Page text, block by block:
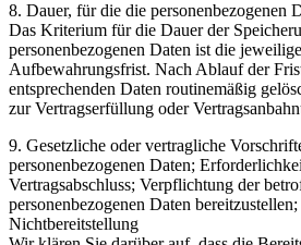
8. Dauer, für die die personenbezogenen
Das Kriterium für die Dauer der
personenbezogenen Daten ist die
Aufbewahrungsfrist. Nach Ablauf der
entsprechenden Daten routinemäßig
zur Vertragserfüllung oder
9. Gesetzliche oder vertragliche
personenbezogenen Daten;
Vertragsabschluss; Verpflichtung der
personenbezogenen Daten
Nichtbereitstellung